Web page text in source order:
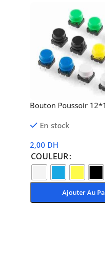
Bouton Poussoir
En stock
2,00 DH
COULEUR
Ajouter Au